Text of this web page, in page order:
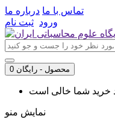
تماس با ما درباره ما
ورود ثبت نام
0 محصول - رایگان
نمایش منو